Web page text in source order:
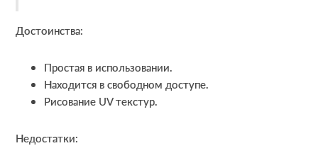
Достоинства:
Простая в использовании.
Находится в свободном доступе.
Рисование UV текстур.
Недостатки: